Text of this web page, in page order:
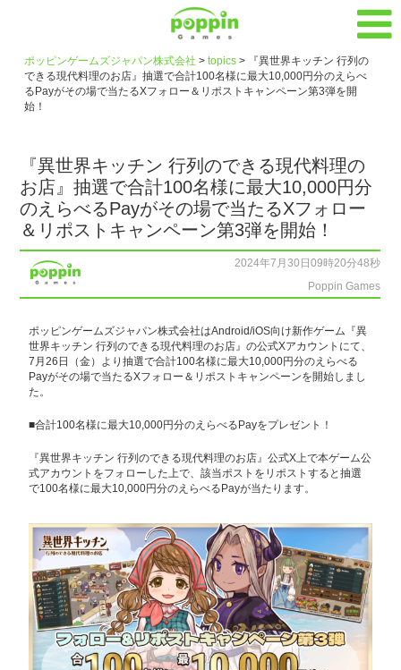
ポッピンゲームズジャパン株式会社 > topics>
『異世界キッチン 行列の
できる現代料理のお店』抽選で合計100名様に最大10,000円分のえらべ
るPayがその場で当たるXフォロー＆リポストキャンペーン第3弾を開
始！
『異世界キッチン 行列のできる現代料理の
お店』抽選で合計100名様に最大10,000円分
のえらべるPayがその場で当たるXフォロー
＆リポストキャンペーン第3弾を開始！
2024年7月30日09時20分48秒
Poppin Games
ポッピンゲームズジャパン株式会社はAndroid/iOS向け新作ゲーム『異
世界キッチン 行列のできる現代料理のお店』の公式Xアカウントにて、
7月26日（金）より抽選で合計100名様に最大10,000円分のえらべる
Payがその場で当たるXフォロー＆リポストキャンペーンを開始しまし
た。
■合計100名様に最大10,000円分のえらべるPayをプレゼント！
『異世界キッチン 行列のできる現代料理のお店』公式X上で本ゲーム公
式アカウントをフォローした上で、該当ポストをリポストすると抽選
で100名様に最大10,000円分のえらべるPayが当たります。